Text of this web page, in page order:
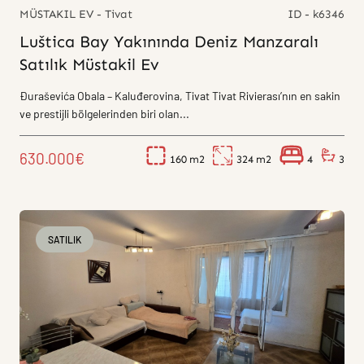
MÜSTAKIL EV - Tivat ID - k6346
Luštica Bay Yakınında Deniz Manzaralı
Satılık Müstakil Ev
Đuraševića Obala – Kaluđerovina, Tivat Tivat Rivierası’nın en sakin
ve prestijli bölgelerinden biri olan...
630.000€ 160 324 4 3
SATILIK